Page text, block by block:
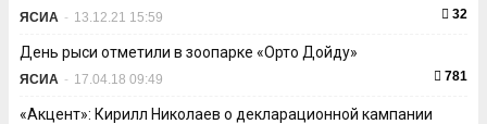
ЯСИА - 13.12.21 15:59 32
День рыси отметили в зоопарке «Орто Дойду»
ЯСИА - 17.04.18 09:49 781
«Акцент»: Кирилл Николаев о декларационной кампании